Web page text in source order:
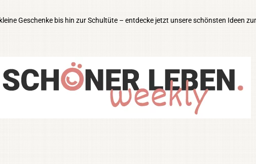
Geschenke bis hin zur Schultüte – entdecke jetzt unsere schönsten Ideen